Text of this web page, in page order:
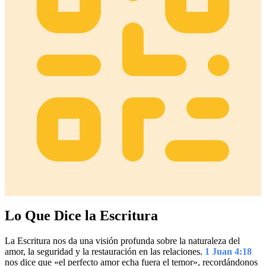
Lo Que Dice la Escritura
La Escritura nos da una visión profunda sobre la naturaleza del
amor, la seguridad y la restauración en las relaciones. 1 Juan 4:18
nos dice que «el perfecto amor echa fuera el temor», recordándonos